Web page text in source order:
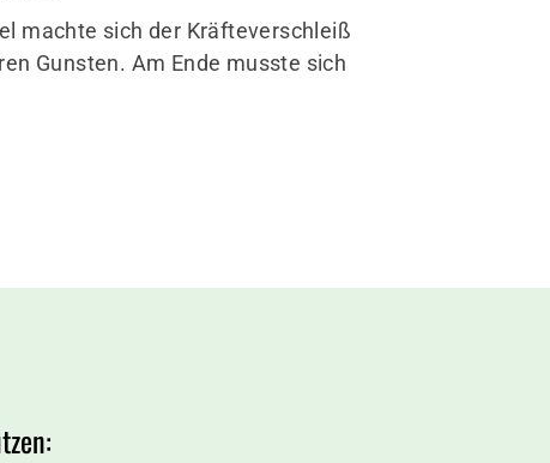
machte sich der Kräfteverschleiß
Gunsten. Am Ende musste sich
Clubhaus mieten
Fragen & Antworten